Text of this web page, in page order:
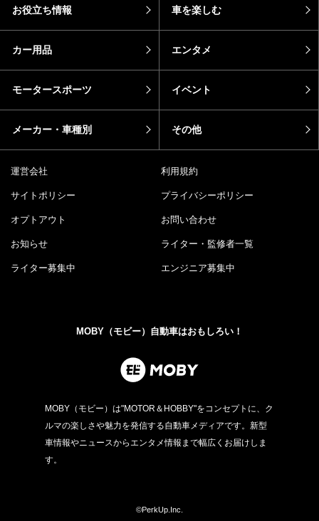
お役立ち情報 車を楽しむ
カー用品 エンタメ
モータースポーツ イベント
メーカー・車種別 その他
運営会社 利用規約
サイトポリシー プライバシーポリシー
オプトアウト お問い合わせ
お知らせ ライター・監修者一覧
ライター募集中 エンジニア募集中
MOBY（モビー）自動車はおもしろい！
MOBY（モビー）は"MOTOR＆HOBBY"をコンセプトに、ク
ルマの楽しさや魅力を発信する自動車メディアです。新型
車情報やニュースからエンタメ情報まで幅広くお届けしま
す。
©PerkUp.Inc.